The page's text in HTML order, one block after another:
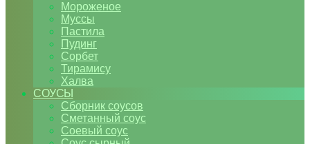
Мороженое
Муссы
Пастила
Пудинг
Сорбет
Тирамису
Халва
СОУСЫ
Сборник соусов
Сметанный соус
Соевый соус